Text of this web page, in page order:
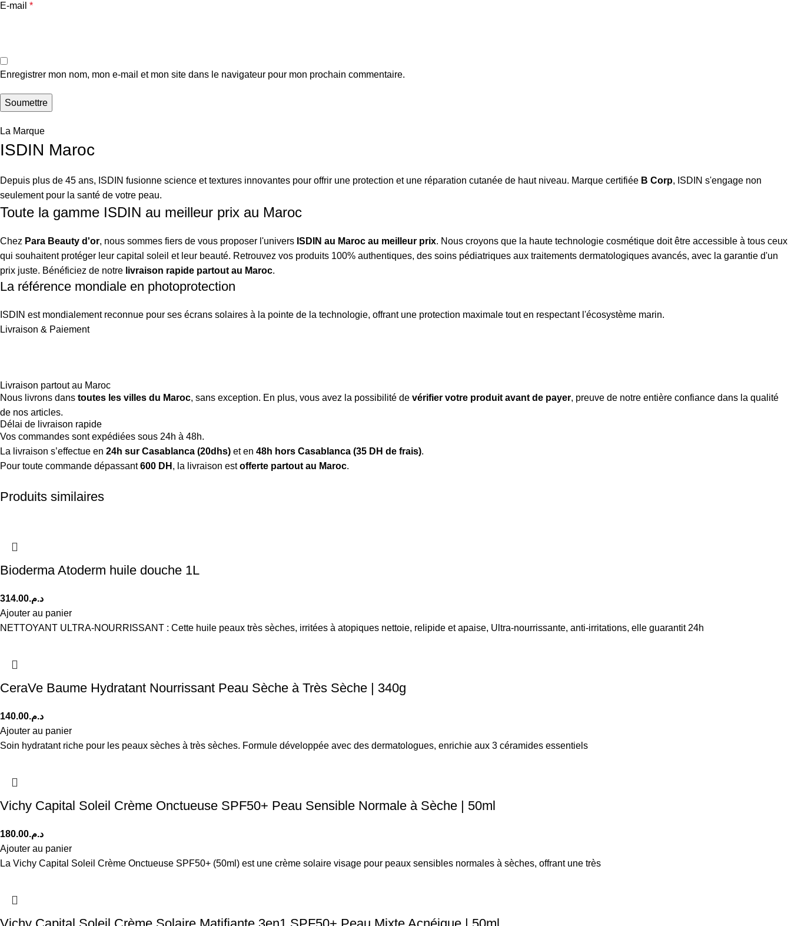
E-mail *
Enregistrer mon nom, mon e-mail et mon site dans le navigateur pour mon prochain commentaire.
La Marque
ISDIN Maroc
Depuis plus de 45 ans, ISDIN fusionne science et textures innovantes pour offrir une protection et une réparation cutanée de haut niveau. Marque certifiée B Corp, ISDIN s'engage non
seulement pour la santé de votre peau.
Toute la gamme ISDIN au meilleur prix au Maroc
Chez Para Beauty d'or, nous sommes fiers de vous proposer l'univers ISDIN au Maroc au meilleur prix. Nous croyons que la haute technologie cosmétique doit être accessible à tous ceux
qui souhaitent protéger leur capital soleil et leur beauté. Retrouvez vos produits 100% authentiques, des soins pédiatriques aux traitements dermatologiques avancés, avec la garantie d'un
prix juste. Bénéficiez de notre livraison rapide partout au Maroc.
La référence mondiale en photoprotection
ISDIN est mondialement reconnue pour ses écrans solaires à la pointe de la technologie, offrant une protection maximale tout en respectant l'écosystème marin.
Livraison & Paiement
Livraison partout au Maroc
Nous livrons dans toutes les villes du Maroc, sans exception. En plus, vous avez la possibilité de vérifier votre produit avant de payer, preuve de notre entière confiance dans la qualité
de nos articles.
Délai de livraison rapide
Vos commandes sont expédiées sous 24h à 48h.
La livraison s’effectue en 24h sur Casablanca (20dhs) et en 48h hors Casablanca (35 DH de frais).
Pour toute commande dépassant600 DH , la livraison estofferte partout au Maroc.
Produits similaires
Bioderma Atoderm huile douche 1L
د.م.314.00
Ajouter au panier
NETTOYANT ULTRA-NOURRISSANT : Cette huile peaux très sèches, irritées à atopiques nettoie, relipide et apaise, Ultra-nourrissante, anti-irritations, elle guarantit 24h
CeraVe Baume Hydratant Nourrissant Peau Sèche à Très Sèche | 340g
د.م.140.00
Ajouter au panier
Soin hydratant riche pour les peaux sèches à très sèches. Formule développée avec des dermatologues, enrichie aux 3 céramides essentiels
Vichy Capital Soleil Crème Onctueuse SPF50+ Peau Sensible Normale à Sèche | 50ml
د.م.180.00
Ajouter au panier
La Vichy Capital Soleil Crème Onctueuse SPF50+ (50ml) est une crème solaire visage pour peaux sensibles normales à sèches, offrant une très